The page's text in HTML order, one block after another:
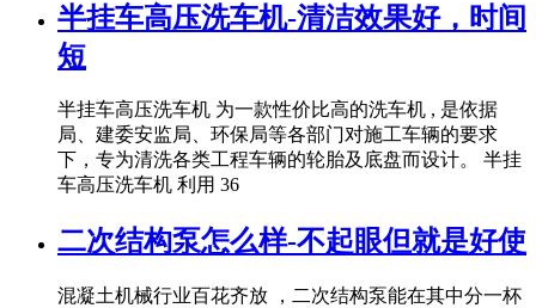
半挂车高压洗车机-清洁效果好，时间
短
半挂车高压洗车机 为一款性价比高的洗车机 , 是依据
局、建委安监局、环保局等各部门对施工车辆的要求
下，专为清洗各类工程车辆的轮胎及底盘而设计。 半挂
车高压洗车机 利用 36
二次结构泵怎么样-不起眼但就是好使
混凝土机械行业百花齐放 ，二次结构泵能在其中分一杯